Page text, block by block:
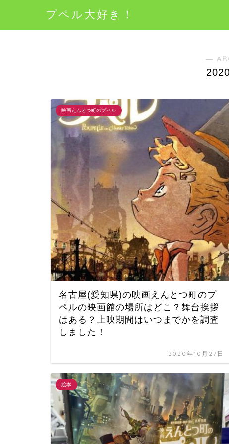
プペル大好き！
―
映画えんとつ町のプペル
名古屋(愛知県)の映画えんとつ町のプ
ペルの映画館の場所はどこ？舞台挨拶
はある？上映期間はいつまでかを調査
しました！
2020年10月27日
絵本